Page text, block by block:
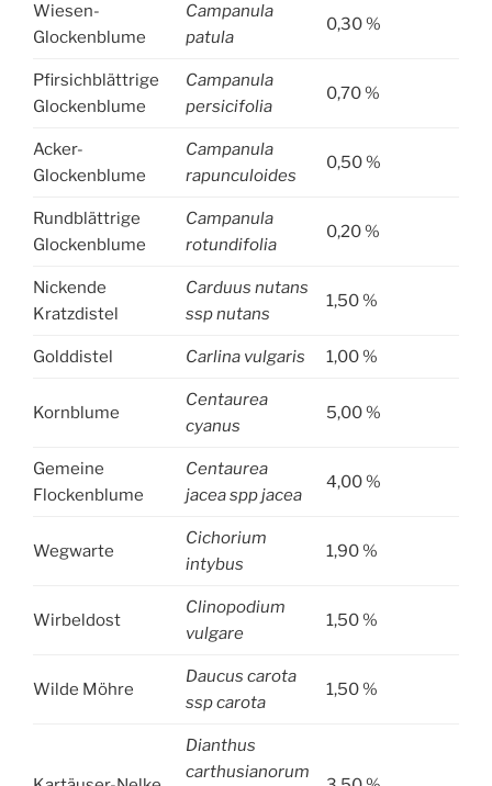
Wiesen-
Glockenblume
Campanula
patula
0,30 %
Pfirsichblättrige
Glockenblume
Campanula
persicifolia
0,70 %
Acker-
Glockenblume
Campanula
rapunculoides
0,50 %
Rundblättrige
Glockenblume
Campanula
rotundifolia
0,20 %
Nickende
Kratzdistel
Carduus nutans
ssp nutans
1,50 %
Golddistel Carlina vulgaris 1,00 %
Kornblume
Centaurea
cyanus
5,00 %
Gemeine
Flockenblume
Centaurea
jacea spp jacea
4,00 %
Wegwarte
Cichorium
intybus
1,90 %
Wirbeldost
Clinopodium
vulgare
1,50 %
Wilde Möhre
Daucus carota
ssp carota
1,50 %
Dianthus
carthusianorum